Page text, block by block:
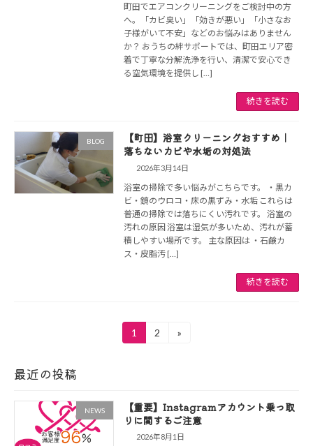
町田でエアコンクリーニングをご検討中の方
へ。「カビ臭い」「効きが悪い」「小さなお
子様がいて不安」などのお悩みはありません
か？ おうちの絆サポートでは、町田エリア密
着で丁寧な分解洗浄を行い、清潔で安心でき
る空気環境を提供し […]
続きを読む
BLOG
【町田】浴室クリーニングおすすめ｜
落ちないカビや水垢の対処法
2026年3月14日
浴室の掃除で多い悩みがこちらです。 ・黒カ
ビ・鏡のウロコ・床の黒ずみ・水垢 これらは
普通の掃除では落ちにくい汚れです。 浴室の
汚れの原因 浴室は湿気が多いため、汚れが蓄
積しやすい場所です。 主な原因は ・石鹸カ
ス・皮脂汚 […]
続きを読む
の
ペ
固
定
1
固
2 »
最近の投稿
NEWS
【重要】Instagramアカウント乗っ取
りに関するご注意
2026年8月1日